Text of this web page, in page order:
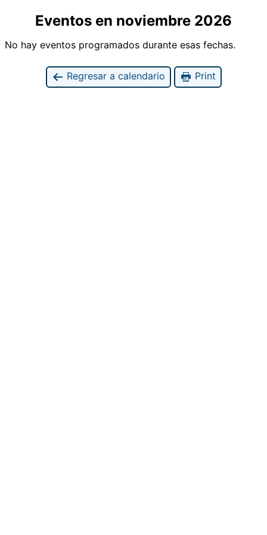
Eventos en noviembre 2026
No hay eventos programados durante esas fechas.
Regresar a calendario Print